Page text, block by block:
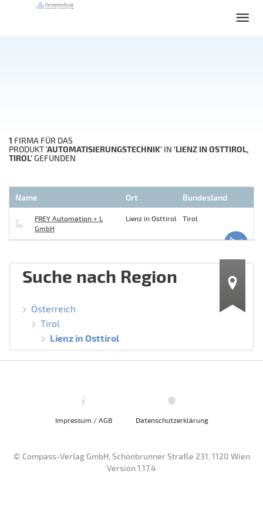
1 FIRMA FÜR DAS
PRODUKT'AUTOMATISIERUNGSTECHNIK' IN 'LIENZ IN OSTTIROL,
TIROL'GEFUNDEN
Name Ort Bundesland
FREY Automation + L
GmbH
Lienz in Osttirol Tirol
Suche nach Region
Österreich
Tirol
Lienz in Osttirol
Impressum / AGB Datenschutzerklärung
© Compass-Verlag GmbH, Schönbrunner Straße 231, 1120 Wien
Version 1.17.4